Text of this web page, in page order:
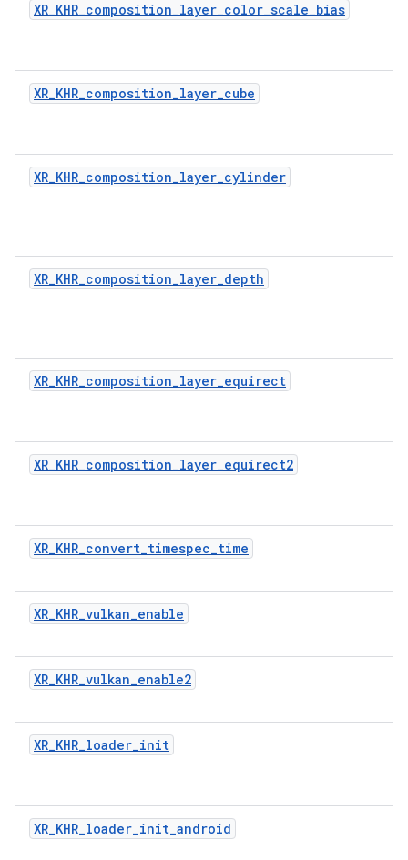
XR_KHR_composition_layer_color_scale_bias
XR_KHR_composition_layer_cube
XR_KHR_composition_layer_cylinder
XR_KHR_composition_layer_depth
XR_KHR_composition_layer_equirect
XR_KHR_composition_layer_equirect2
XR_KHR_convert_timespec_time
XR_KHR_vulkan_enable
XR_KHR_vulkan_enable2
XR_KHR_loader_init
XR_KHR_loader_init_android